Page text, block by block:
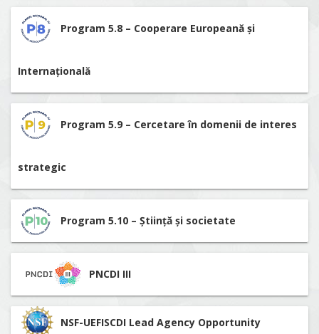
Program 5.8 – Cooperare Europeană și
Internațională
Program 5.9 – Cercetare în domenii de interes
strategic
Program 5.10 – Știință și societate
PNCDI III
NSF-UEFISCDI Lead Agency Opportunity